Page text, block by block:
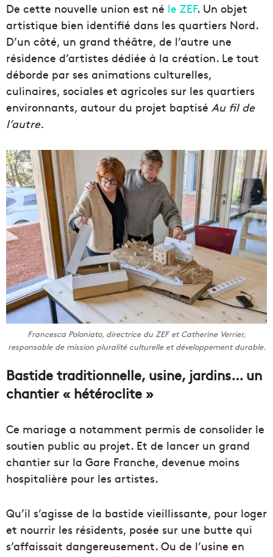
De cette nouvelle union est né le ZEF. Un objet
artistique bien identifié dans les quartiers Nord.
D’un côté, un grand théâtre, de l’autre une
résidence d’artistes dédiée à la création. Le tout
déborde par ses animations culturelles,
culinaires, sociales et agricoles sur les quartiers
environnants, autour du projet baptisé Au fil de
l’autre.
Francesca Poloniato, directrice du ZEF et Catherine Verrier,
responsable de mission pluralité culturelle et développement durable.
Bastide traditionnelle, usine, jardins… un
chantier « hétéroclite »
Ce mariage a notamment permis de consolider le
soutien public au projet. Et de lancer un grand
chantier sur la Gare Franche, devenue moins
hospitalière pour les artistes.
Qu’il s’agisse de la bastide vieillissante, pour loger
et nourrir les résidents, posée sur une butte qui
s’affaissait dangereusement. Ou de l’usine en